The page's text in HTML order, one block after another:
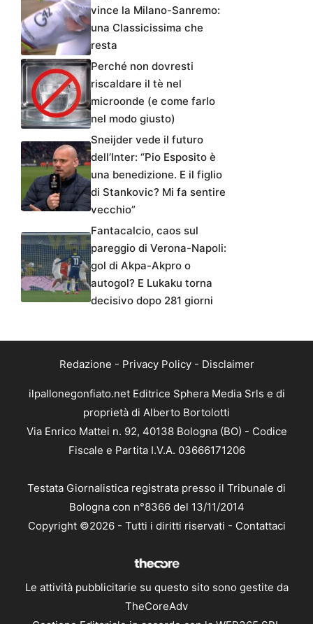
vince la Milano-Sanremo:
una Classicissima che
resta
Perché non dovresti
riscaldare il tè nel
microonde (e come farlo
nel modo giusto)
Sneijder vede il futuro
dell’Inter: “Pio Esposito è
una benedizione. E il figlio
di Stankovic? Mi fa sentire
vecchio”
Fantacalcio, caos sul
pareggio di Verona-Napoli:
gol di Akpa-Akpro o
autogol? E Lukaku torna
decisivo dopo 281 giorni
Redazione - Privacy Policy- Disclaimer
ilpallonegonfiato.net Editrice Sphera Media Srls e di
proprietà di Alberto Bortolotti
Via Enrico Mattei n. 92, 40138 Bologna (BO) - Codice
Fiscale e Partita I.V.A. 03666171206
Testata Giornalistica registrata presso il Tribunale di
Bologna con n°8366 del 13/11/2014
Copyright ©2026 - Tutti i diritti riservati - Contattaci
Le attività pubblicitarie su questo sito sono gestite da
TheCoreAdv